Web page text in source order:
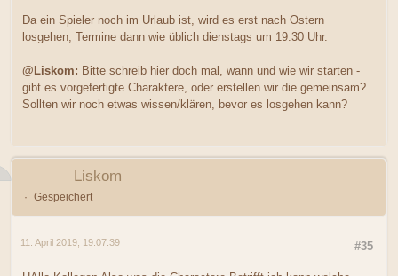
Da ein Spieler noch im Urlaub ist, wird es erst nach Ostern
losgehen; Termine dann wie üblich dienstags um 19:30 Uhr.
@Liskom: Bitte schreib hier doch mal, wann und wie wir starten -
gibt es vorgefertigte Charaktere, oder erstellen wir die gemeinsam?
Sollten wir noch etwas wissen/klären, bevor es losgehen kann?
Liskom
Gespeichert
#35
11. April 2019, 19:07:39